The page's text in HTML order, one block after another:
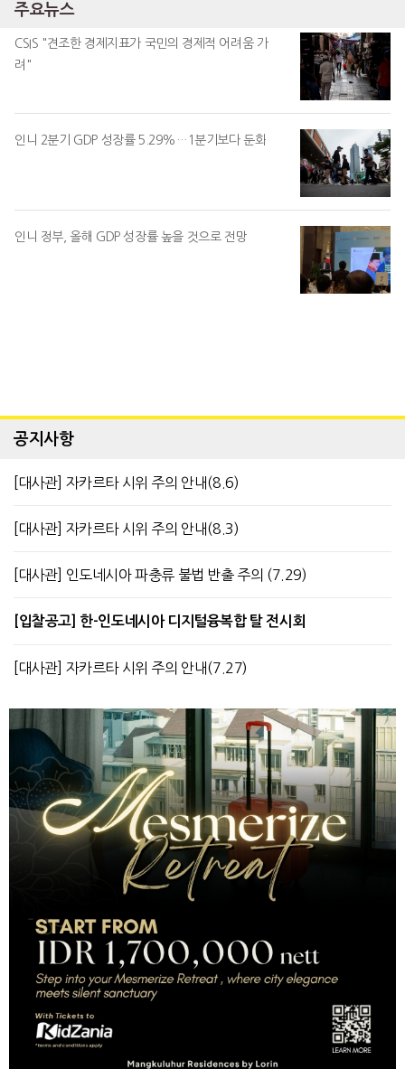
주요뉴스
CSIS "견조한 경제지표가 국민의 경제적 어려움 가
려"
인니 2분기 GDP 성장률 5.29%…1분기보다 둔화
인니 정부, 올해 GDP 성장률 높을 것으로 전망
공지사항
[대사관] 자카르타 시위 주의 안내(8.6)
[대사관] 자카르타 시위 주의 안내(8.3)
[대사관] 인도네시아 파충류 불법 반출 주의 (7.29)
[입찰공고] 한-인도네시아 디지털융복합 탈 전시회
[대사관] 자카르타 시위 주의 안내(7.27)